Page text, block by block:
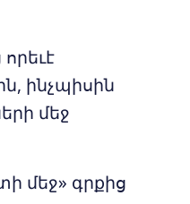
ինչպիսին
մեջ
մեջ» գրքից